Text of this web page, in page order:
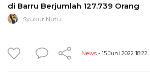
di Barru Berjumlah 127.739 Orang
Syukur Nutu
News - 15 Juni 2022 18:22